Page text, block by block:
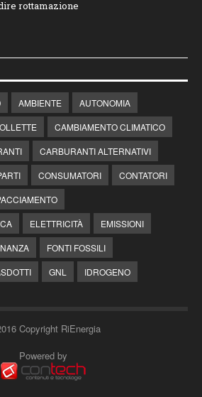
rottamazione
AMBIENTE
AUTONOMIA
CAMBIAMENTO CLIMATICO
CARBURANTI ALTERNATIVI
CONSUMATORI
CONTATORI
ELETTRICITÀ
EMISSIONI
FONTI FOSSILI
GNL IDROGENO
Copyright RiEnergia
Powered by